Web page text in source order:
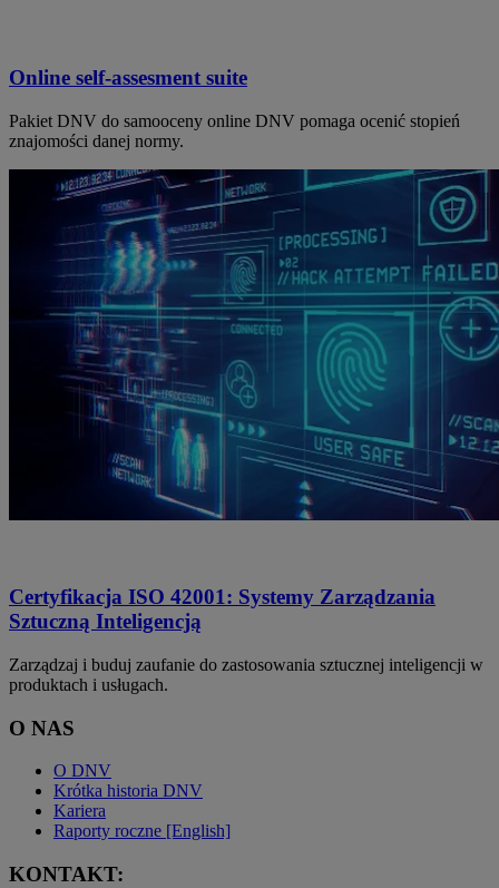
Online self-assesment suite
Pakiet DNV do samooceny online DNV pomaga ocenić stopień
znajomości danej normy.
Certyfikacja ISO 42001: Systemy Zarządzania
Sztuczną Inteligencją
Zarządzaj i buduj zaufanie do zastosowania sztucznej inteligencji w
produktach i usługach.
O NAS
O DNV
Krótka historia DNV
Kariera
Raporty roczne [English]
KONTAKT: